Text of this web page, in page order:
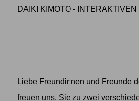
DAIKI KIMOTO -
Liebe Freundinnen und Freunde
freuen uns, Sie zu zwei